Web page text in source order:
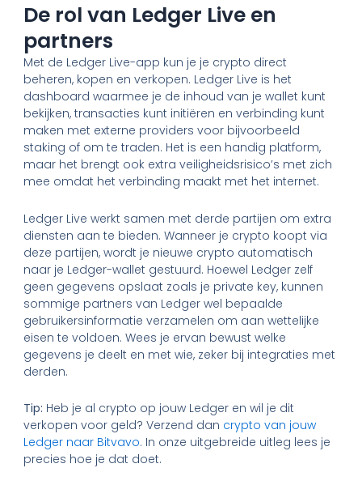
De rol van Ledger Live en
partners
Met de Ledger Live-app kun je je crypto direct
beheren, kopen en verkopen. Ledger Live is het
dashboard waarmee je de inhoud van je wallet kunt
bekijken, transacties kunt initiëren en verbinding kunt
maken met externe providers voor bijvoorbeeld
staking of om te traden. Het is een handig platform,
maar het brengt ook extra veiligheidsrisico’s met zich
mee omdat het verbinding maakt met het internet.
Ledger Live werkt samen met derde partijen om extra
diensten aan te bieden. Wanneer je crypto koopt via
deze partijen, wordt je nieuwe crypto automatisch
naar je Ledger-wallet gestuurd. Hoewel Ledger zelf
geen gegevens opslaat zoals je private key, kunnen
sommige partners van Ledger wel bepaalde
gebruikersinformatie verzamelen om aan wettelijke
eisen te voldoen. Wees je ervan bewust welke
gegevens je deelt en met wie, zeker bij integraties met
derden.
Tip: Heb je al crypto op jouw Ledger en wil je dit
verkopen voor geld? Verzend dan crypto van jouw
Ledger naar Bitvavo. In onze uitgebreide uitleg lees je
precies hoe je dat doet.